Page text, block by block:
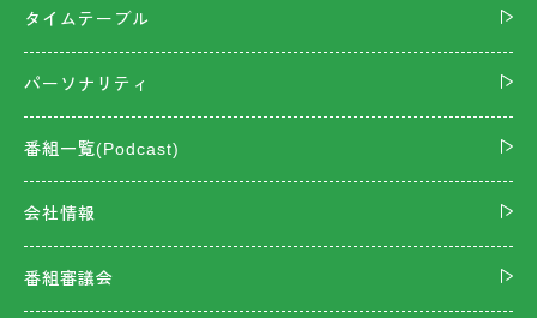
タイムテーブル
パーソナリティ
番組一覧(Podcast)
会社情報
番組審議会